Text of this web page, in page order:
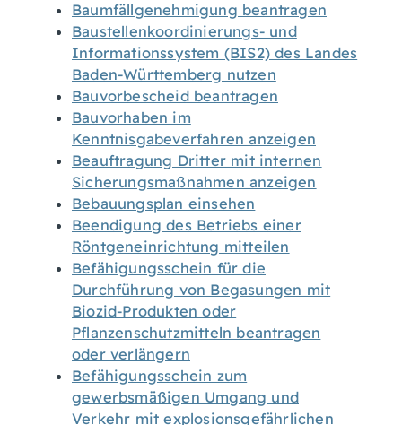
Baumfällgenehmigung beantragen
Baustellenkoordinierungs- und
Informationssystem (BIS2) des Landes
Baden-Württemberg nutzen
Bauvorbescheid beantragen
Bauvorhaben im
Kenntnisgabeverfahren anzeigen
Beauftragung Dritter mit internen
Sicherungsmaßnahmen anzeigen
Bebauungsplan einsehen
Beendigung des Betriebs einer
Röntgeneinrichtung mitteilen
Befähigungsschein für die
Durchführung von Begasungen mit
Biozid-Produkten oder
Pflanzenschutzmitteln beantragen
oder verlängern
Befähigungsschein zum
gewerbsmäßigen Umgang und
Verkehr mit explosionsgefährlichen